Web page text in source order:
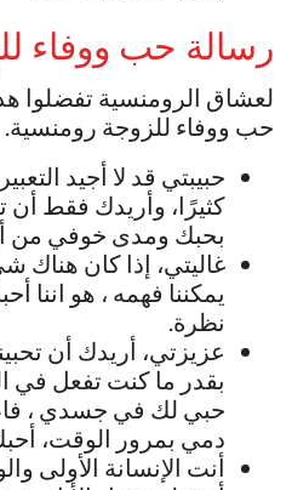
رسالة حب ووفاء
لعشاق الرومنسية تفضلوا
حب ووفاء للزوجة رومنسية.
حبيبتي قد لا أجيد
كثيرًا، وأريدك فقط
بحبك ومدى خوفي من
غاليتي، إذا كان هناك
يمكننا فهمه ، هو اننا
نظرة.
عزيزتي، أريدك أن
بقدر ما كنت تفعل في
حبي لك في جسدي ،
دمي بمرور الوقت،
أنت الإنسانة الأولى